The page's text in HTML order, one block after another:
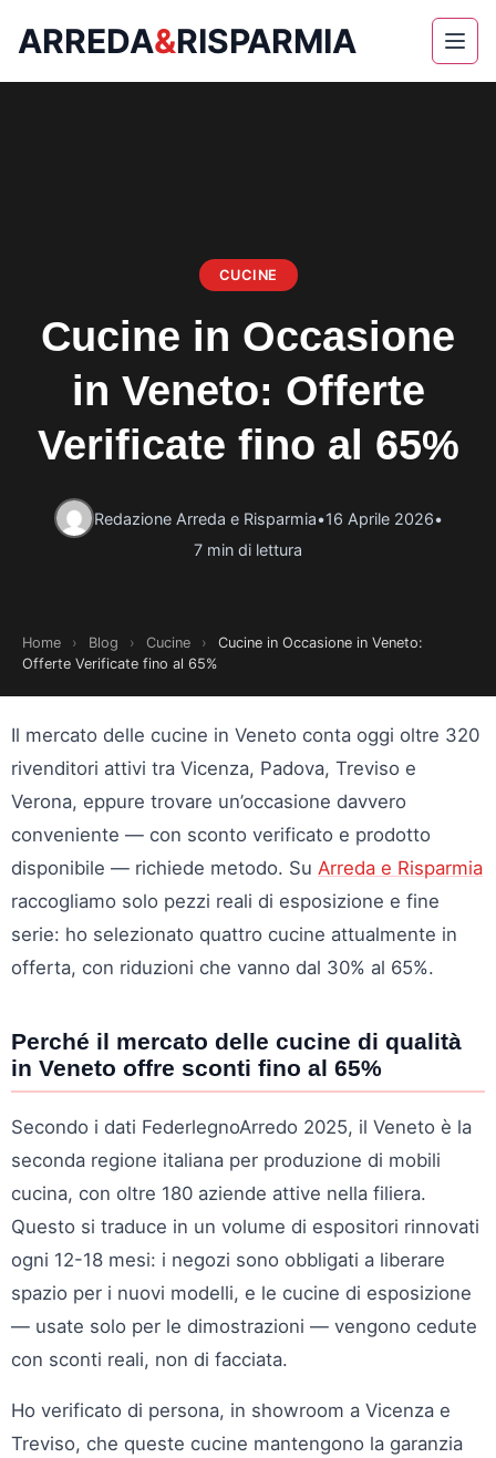
ARREDA&RISPARMIA
CUCINE
Cucine in Occasione
in Veneto: Offerte
Verificate fino al 65%
Redazione Arreda e Risparmia•16 Aprile 2026•
7 min di lettura
Home › Blog › Cucine ›
Cucine in Occasione in Veneto:
Offerte Verificate fino al 65%
Il mercato delle cucine in Veneto conta oggi oltre 320
rivenditori attivi tra Vicenza, Padova, Treviso e
Verona, eppure trovare un’occasione davvero
conveniente — con sconto verificato e prodotto
disponibile — richiede metodo. Su Arreda e Risparmia
raccogliamo solo pezzi reali di esposizione e fine
serie: ho selezionato quattro cucine attualmente in
offerta, con riduzioni che vanno dal 30% al 65%.
Perché il mercato delle cucine di qualità
in Veneto offre sconti fino al 65%
Secondo i dati FederlegnoArredo 2025, il Veneto è la
seconda regione italiana per produzione di mobili
cucina, con oltre 180 aziende attive nella filiera.
Questo si traduce in un volume di espositori rinnovati
ogni 12-18 mesi: i negozi sono obbligati a liberare
spazio per i nuovi modelli, e le cucine di esposizione
— usate solo per le dimostrazioni — vengono cedute
con sconti reali, non di facciata.
Ho verificato di persona, in showroom a Vicenza e
Treviso, che queste cucine mantengono la garanzia